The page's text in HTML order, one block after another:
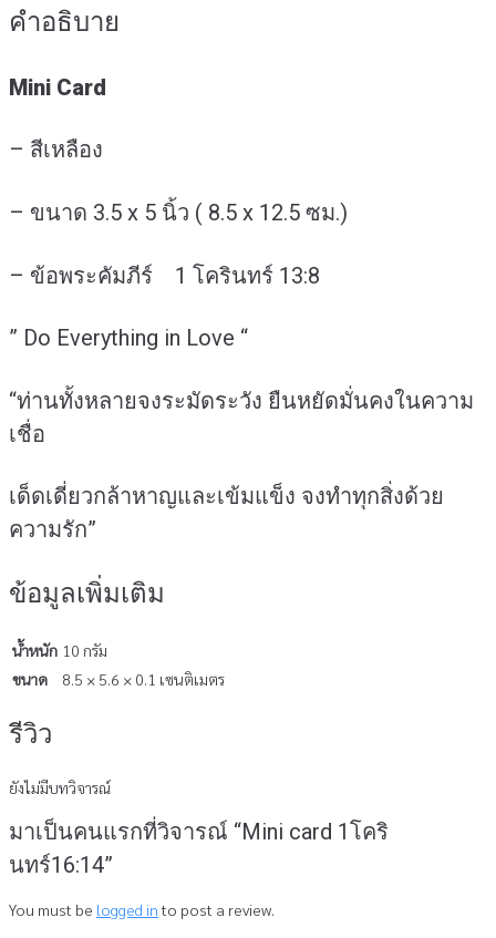
ริคำอธิบาย
Mini Card
– สีเหลือง
– ขนาด 3.5 x 5 นิ้ว ( 8.5 x 12.5 ซม.)
– ข้อพระคัมภีร์ 1 โครินทร์ 13:8
” Do Everything in Love “
“ท่านทั้งหลายจงระมัดระวัง ยืนหยัดมั่นคงในความ
เชื่อ
เด็ดเดี่ยวกล้าหาญและเข้มแข็ง จงทำทุกสิ่งด้วย
ความรัก”
ข้อมูลเพิ่มเติม
น้ำหนัก 10 กรัม
ขนาด
8.5 × 5.6 × 0.1 เซนติเมตร
รีวิว
ยังไม่มีบทวิจารณ์
มาเป็นคนแรกที่วิจารณ์ “Mini card 1โคริ
นทร์16:14”
You must be logged into post a review.